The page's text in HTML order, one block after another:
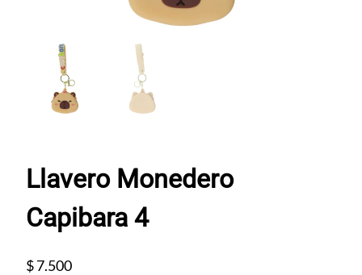
Llavero Monedero
Capibara 4
$7.500